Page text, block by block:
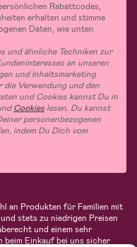
Rabattcodes,
erhalten und stimme
Daten, wie unten
und ähnliche Techniken zur
an unseren
und Inhaltsmarketing
Verwendung und den
und Cookies kannst Du in
Cookies lesen. Du kannst
personenbezogenen
indem Du Dich vom
an Produkten für Familien mit
stets zu niedrigen Preisen
und einem sehr
beim Einkauf bei uns sicher